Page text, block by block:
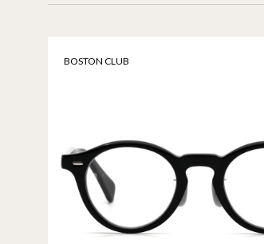
BOSTON CLUB